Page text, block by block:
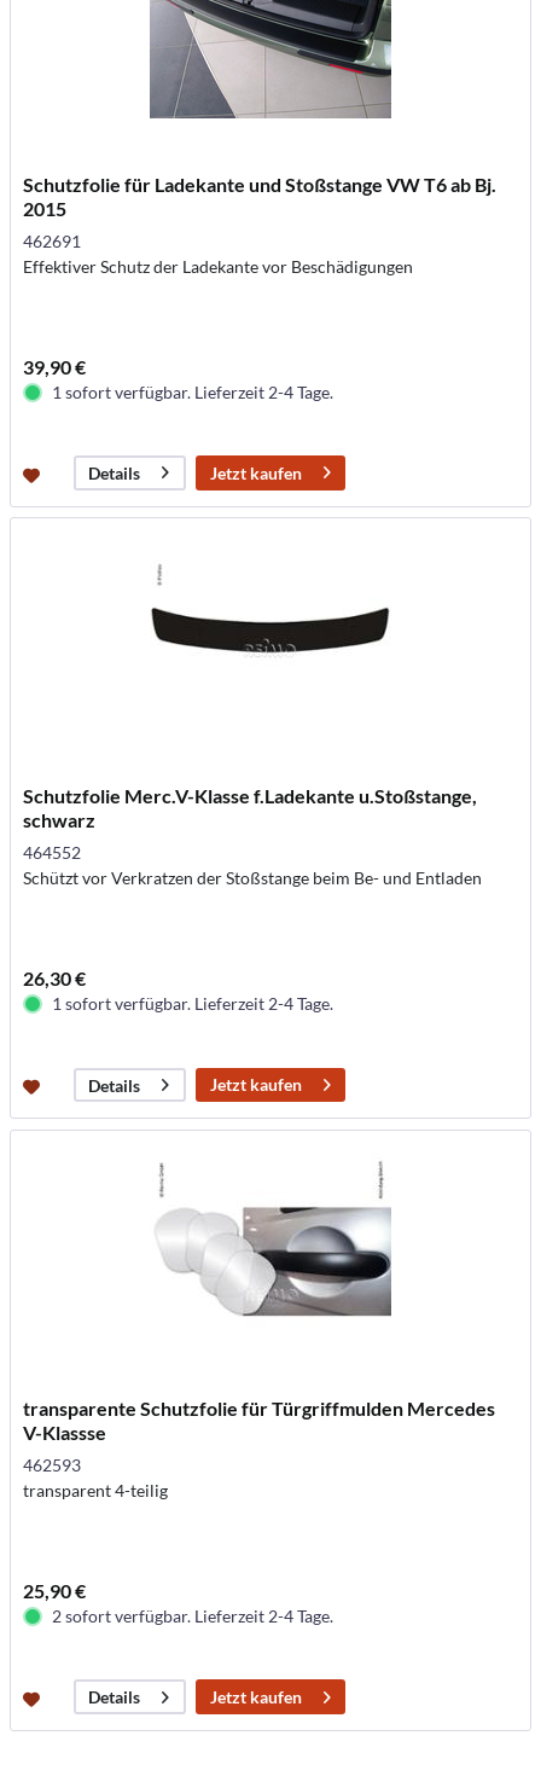
Schutzfolie für Ladekante und Stoßstange VW T6 ab Bj.
2015
462691
Effektiver Schutz der Ladekante vor Beschädigungen
39,90 €
1 sofort verfügbar. Lieferzeit 2-4 Tage.
Details Jetzt kaufen
Schutzfolie Merc.V-Klasse f.Ladekante u.Stoßstange,
schwarz
464552
Schützt vor Verkratzen der Stoßstange beim Be- und Entladen
26,30 €
1 sofort verfügbar. Lieferzeit 2-4 Tage.
Details Jetzt kaufen
transparente Schutzfolie für Türgriffmulden Mercedes
V-Klassse
462593
transparent 4-teilig
25,90 €
2 sofort verfügbar. Lieferzeit 2-4 Tage.
Details Jetzt kaufen